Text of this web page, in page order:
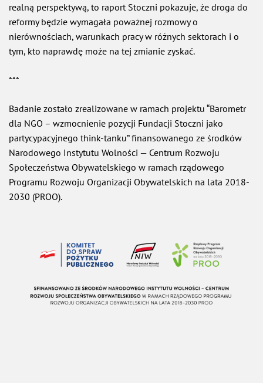
realną perspektywą, to raport Stoczni pokazuje, że droga do
reformy będzie wymagała poważnej rozmowy o
nierównościach, warunkach pracy w różnych sektorach i o
tym, kto naprawdę może na tej zmianie zyskać.
***
Badanie zostało zrealizowane w ramach projektu “Barometr
dla NGO – wzmocnienie pozycji Fundacji Stoczni jako
partycypacyjnego think-tanku” finansowanego ze środków
Narodowego Instytutu Wolności — Centrum Rozwoju
Społeczeństwa Obywatelskiego w ramach rządowego
Programu Rozwoju Organizacji Obywatelskich na lata 2018-
2030 (PROO).